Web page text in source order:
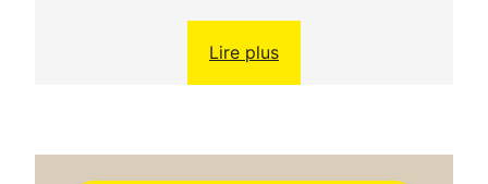
Lire plus